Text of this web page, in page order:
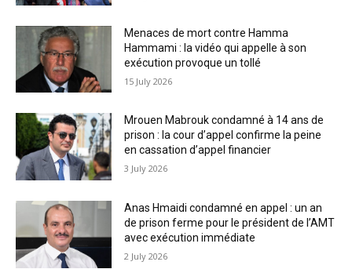
Menaces de mort contre Hamma
Hammami : la vidéo qui appelle à son
exécution provoque un tollé
15 July 2026
Mrouen Mabrouk condamné à 14 ans de
prison : la cour d’appel confirme la peine
en cassation d’appel financier
3 July 2026
Anas Hmaidi condamné en appel : un an
de prison ferme pour le président de l’AMT
avec exécution immédiate
2 July 2026